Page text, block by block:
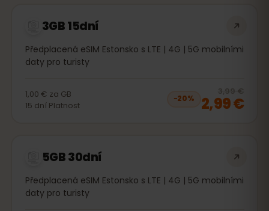
3GB 15dní
Předplacená eSIM Estonsko s LTE | 4G | 5G mobilními
daty pro turisty
1,00 € za GB
15 dní Platnost
−20%
3,99 €
2,99 €
5GB 30dní
Předplacená eSIM Estonsko s LTE | 4G | 5G mobilními
daty pro turisty